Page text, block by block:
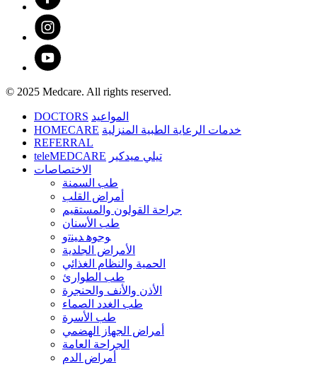
© 2025 Medcare. All rights reserved.
DOCTORS المواعيد
HOMECARE خدمات الرعاية الطبية المنزلية
REFERRAL
teleMEDCARE تيلي ميدكير
الاختصاصات
طب السمنة
أمراض القلب
جراحة القولون والمستقيم
طب الأسنان
ﻮﺟﻮﻫ ﺪﻴﻨﺗﻭ
الأمراض الجلدية
الحمية والنظام الغذائي
طب الطوارئ
الأذن والأنف والحنجرة
طب الغدد الصماء
طب الأسرة
أمراض الجهاز الهضمي
الجراحة العامة
أمراض الدم